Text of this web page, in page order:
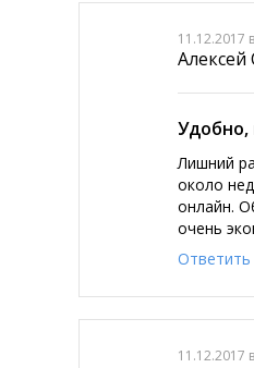
11.12.2017
Алексей
Удобно,
Лишний
около
онлайн.
очень
Ответить
11.12.2017